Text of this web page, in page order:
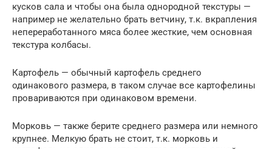
кусков сала и чтобы она была однородной текстуры —
например не желательно брать ветчину, т.к. вкрапления
непереработанного мяса более жесткие, чем основная
текстура колбасы.
Картофель — обычный картофель среднего
одинакового размера, в таком случае все картофелины
провариваются при одинаковом времени.
Морковь — также берите среднего размера или немного
крупнее. Мелкую брать не стоит, т.к. морковь и